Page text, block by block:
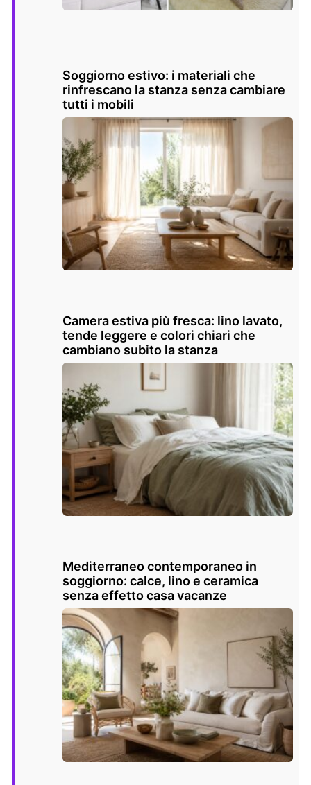
Soggiorno estivo: i materiali che
rinfrescano la stanza senza cambiare
tutti i mobili
Camera estiva più fresca: lino lavato,
tende leggere e colori chiari che
cambiano subito la stanza
Mediterraneo contemporaneo in
soggiorno: calce, lino e ceramica
senza effetto casa vacanze